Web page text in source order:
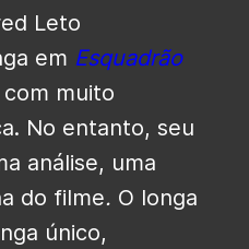
Leto
em Esquadrão
muito
No entanto, seu
análise, uma
do filme. O longa
único,